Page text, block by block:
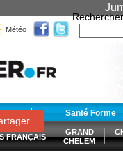
Météo
Rechercher
Santé Forme
FRANÇAIS
GRAND
CHELEM